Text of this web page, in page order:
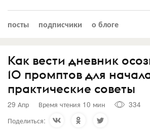
посты подписчики о блоге
Как вести дневник
10 промптов для
практические советы
29 Апр Время чтения 10 мин
334
Поделиться: